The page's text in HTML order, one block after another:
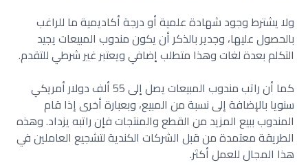
ولا يشترط وجود شهادة علمية أو درجة أكاديمية ما للراغب
بالحصول عليها، وجدير بالذكر أن يكون مندوب المبيعات يجيد
التكلم بعدة لغات وهذا متطلب إضافي ويعتبر غير شرطي للتقدم.
كما أن راتب مندوب المبيعات يصل إلى 55 ألف دولار أمريكي
سنويا بالإضافة إلى نسبة من المبيع، وبعبارة أخرى إذا قام
المندوب ببيع المزيد من القطع والمنتجات فإن راتبه يزداد. وهذه
الطريقة معتمدة من قبل الشركات الكندية لتشجيع العاملين في
هذا المجال للعمل أكثر.